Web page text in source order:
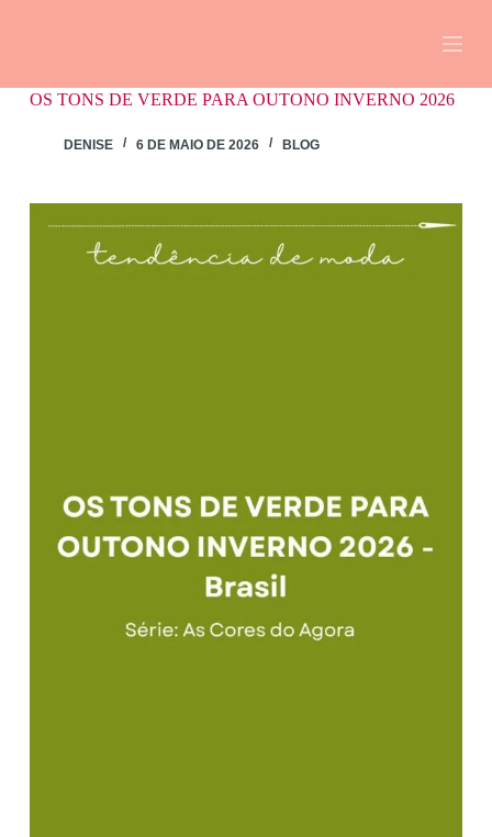
OS TONS DE VERDE PARA OUTONO INVERNO 2026
DENISE 6 DE MAIO DE 2026 BLOG